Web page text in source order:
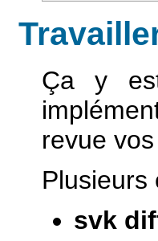
Ça y
revue
Plusieurs
svk